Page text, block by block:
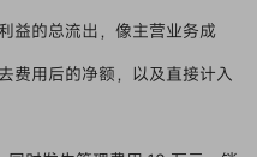
益的总流出，像主营业务成
费用后的净额，以及直接计入